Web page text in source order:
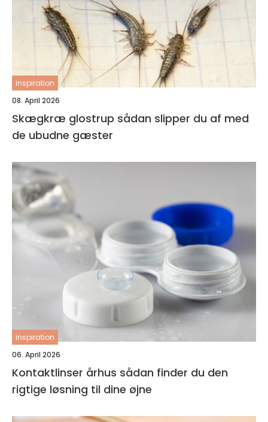
inspiration
08. April 2026
Skægkræ glostrup sådan slipper du af med
de ubudne gæster
inspiration
06. April 2026
Kontaktlinser århus sådan finder du den
rigtige løsning til dine øjne